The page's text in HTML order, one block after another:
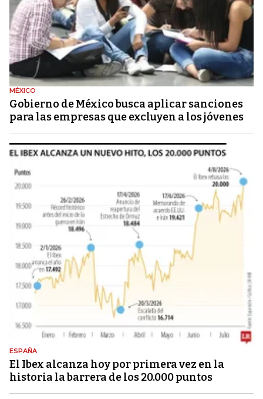
MÉXICO
Gobierno de México busca aplicar sanciones
para las empresas que excluyen a los jóvenes
ESPAÑA
El Ibex alcanza hoy por primera vez en la
historia la barrera de los 20.000 puntos